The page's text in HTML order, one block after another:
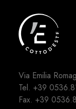
Via Emilia
Tel.+39
Fax. +39